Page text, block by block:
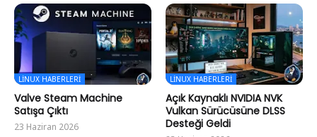
LINUX HABERLERI
Valve Steam Machine
Satışa Çıktı
23 Haziran 2026
LINUX HABERLERI
Açık Kaynaklı NVIDIA NVK
Vulkan Sürücüsüne DLSS
Desteği Geldi